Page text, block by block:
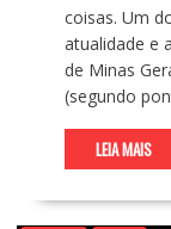
coisas. Um
atualidade e
de Minas
(segundo
LEIA MAIS